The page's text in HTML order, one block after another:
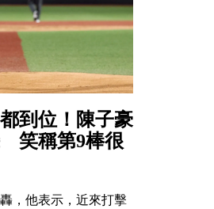
到位！陳子豪
笑稱第9棒很
，他表示，近來打擊